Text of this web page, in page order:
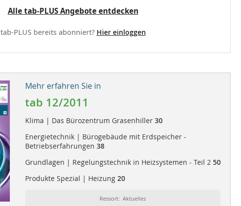
Alle tab-PLUS Angebote entdecken
tab-PLUS bereits abonniert? Hier einloggen
Mehr erfahren Sie in
tab 12/2011
Klima | Das Bürozentrum Grasenhiller 30
Energietechnik | Bürogebäude mit Erdspeicher -
Betriebserfahrungen 38
Grundlagen | Regelungstechnik in Heizsystemen - Teil 2 50
Produkte Spezial | Heizung 20
Ressort: Aktuelles